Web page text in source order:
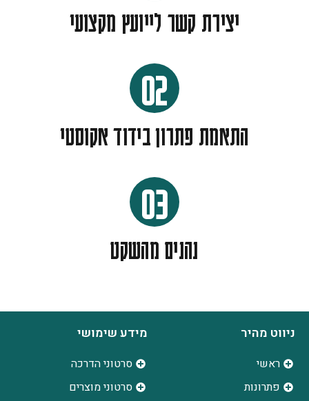
יצירת קשר לייועץ מקצועי
02
התאמת פתרון בידוד אקוסטי
03
נהנים מהשקט
ניווט מהיר
ראשי
פתרונות
מידע שימושי
סרטוני הדרכה
סרטוני מוצרים